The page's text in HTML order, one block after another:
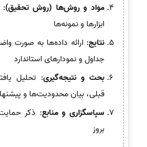
مواد و روش‌ها (روش تحقیق):
ابزارها و نمونه‌ها
نتایج: ارائه داده‌ها به صورت
جداول و نمودارهای استاندارد
بحث و نتیجه‌گیری: تحلیل
قبلی، بیان محدودیت‌ها و
سپاسگزاری و منابع: ذکر
بروز